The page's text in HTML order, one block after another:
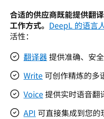
合适的供应商既能提供翻
工作方式。 DeepL 的语言
活性：
翻译器提供准确、安
Write 可创作精炼的多
Voice提供实时语音翻
API 可直接集成到您